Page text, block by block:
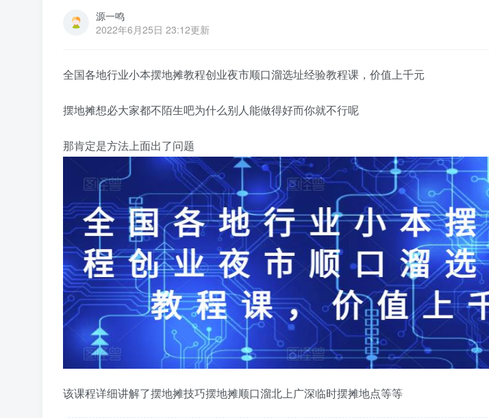
源一鸣
2022年6月25日 23:12更新
全国各地行业小本摆地摊教程创业夜市顺口溜选址经验教程课，价值上千元
摆地摊想必大家都不陌生吧为什么别人能做得好而你就不行呢
那肯定是方法上面出了问题
该课程详细讲解了摆地摊技巧摆地摊顺口溜北上广深临时摆摊地点等等